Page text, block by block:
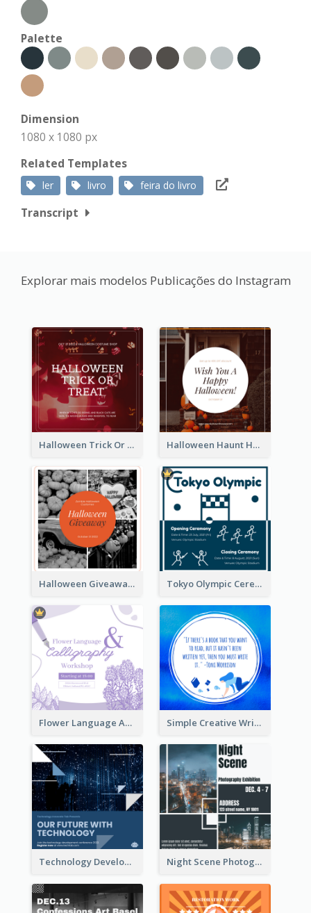
Palette
Dimension
1080 x 1080 px
Related Templates
ler livro feira do livro
Transcript
Explorar mais modelos Publicações do Instagram
Halloween Trick Or Treat Instagram Post Halloween Haunt House Instagram Post
Halloween Giveaway Instagram Post Tokyo Olympic Ceremony Instagram Post
Flower Language And Calligraphy Instagram Post Simple Creative Writing Quote Instagram Post
Technology Development Conference Instagram Post Night Scene Photography Exhibition Instagram Post